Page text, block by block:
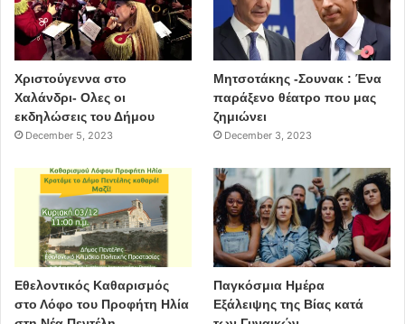
Χριστούγεννα στο
Χαλάνδρι- Ολες οι
εκδηλώσεις του Δήμου
December 5, 2023
Μητσοτάκης -Σουνακ : Ένα
παράξενο θέατρο που μας
ζημιώνει
December 3, 2023
Εθελοντικός Καθαρισμός
στο Λόφο του Προφήτη Ηλία
Παγκόσμια Ημέρα
Εξάλειψης της Βίας κατά